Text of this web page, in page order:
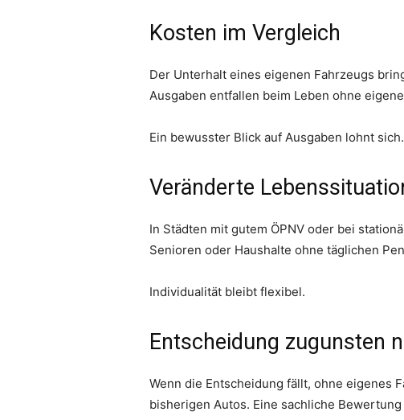
Kosten im Vergleich
Der Unterhalt eines eigenen Fahrzeugs
Ausgaben entfallen beim Leben ohne
Ein bewusster Blick auf Ausgaben lohnt sich.
Veränderte
In Städten mit gutem ÖPNV oder bei
Senioren oder Haushalte ohne täglichen
Individualität bleibt flexibel.
Entscheidung zugunsten
Wenn die Entscheidung fällt, ohne eigenes
bisherigen Autos. Eine sachliche